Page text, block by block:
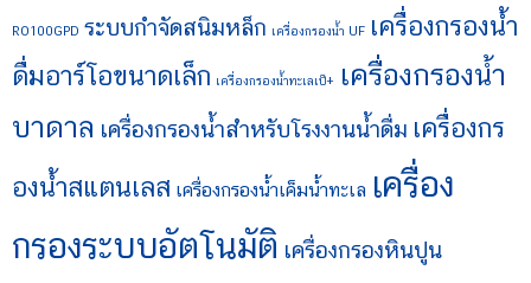
RO100GPD ระบบกำจัดสนิมหล็ก เครื่องกรองน้ำ UF เครื่องกรองน้ำ
ดื่มอาร์โอขนาดเล็ก เครื่องกรองน้ำทะเลเป็+
เครื่องกรองน้ำ
บาดาล เครื่องกรองน้ำสำหรับโรงงานน้ำดื่ม เครื่องกร
องน้ำสแตนเลส เครื่องกรองน้ำเค็มน้ำทะเล เครื่อง
กรองระบบอัตโนมัติ เครื่องกรองหินปูน